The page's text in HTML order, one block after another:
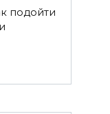
подойти